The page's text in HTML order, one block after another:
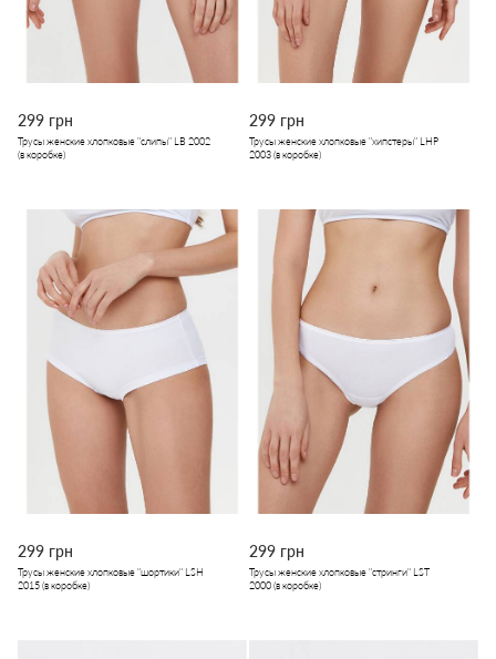
299 грн
Трусы женские хлопковые "слипы" LB 2002
(в коробке)
299 грн
Трусы женские хлопковые "хипстеры" LHP
2003 (в коробке)
299 грн
Трусы женские хлопковые "шортики" LSH
2015 (в коробке)
299 грн
Трусы женские хлопковые "стринги" LST
2000 (в коробке)